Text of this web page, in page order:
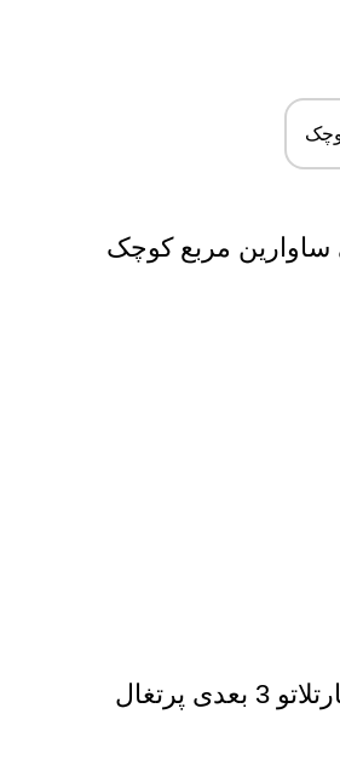
ساوارین مربع کوچک
پرتغال